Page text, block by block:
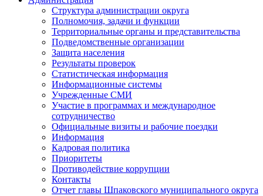
Структура администрации округа
Полномочия, задачи и функции
Территориальные органы и представительства
Подведомственные организации
Защита населения
Результаты проверок
Статистическая информация
Информационные системы
Учрежденные СМИ
Участие в программах и международное
сотрудничество
Официальные визиты и рабочие поездки
Информация
Кадровая политика
Приоритеты
Противодействие коррупции
Контакты
Отчет главы Шпаковского муниципального округа